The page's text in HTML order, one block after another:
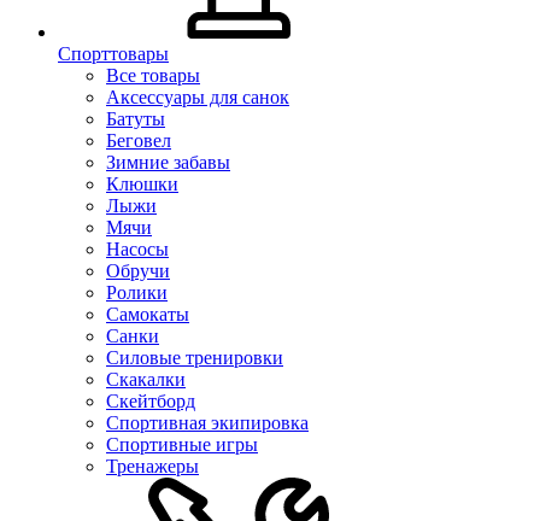
Спорттовары
Все товары
Аксессуары для санок
Батуты
Беговел
Зимние забавы
Клюшки
Лыжи
Мячи
Насосы
Обручи
Ролики
Самокаты
Санки
Силовые тренировки
Скакалки
Скейтборд
Спортивная экипировка
Спортивные игры
Тренажеры